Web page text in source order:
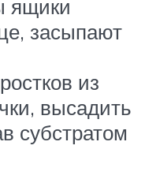
ящики
засыпают
из
высадить
субстратом